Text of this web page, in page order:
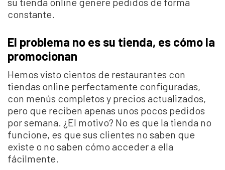
constante.
El problema no es su tienda, es cómo la
promocionan
Hemos visto cientos de restaurantes con
tiendas online perfectamente configuradas,
con menús completos y precios actualizados,
pero que reciben apenas unos pocos pedidos
por semana. ¿El motivo? No es que la tienda no
funcione, es que sus clientes no saben que
existe o no saben cómo acceder a ella
fácilmente.